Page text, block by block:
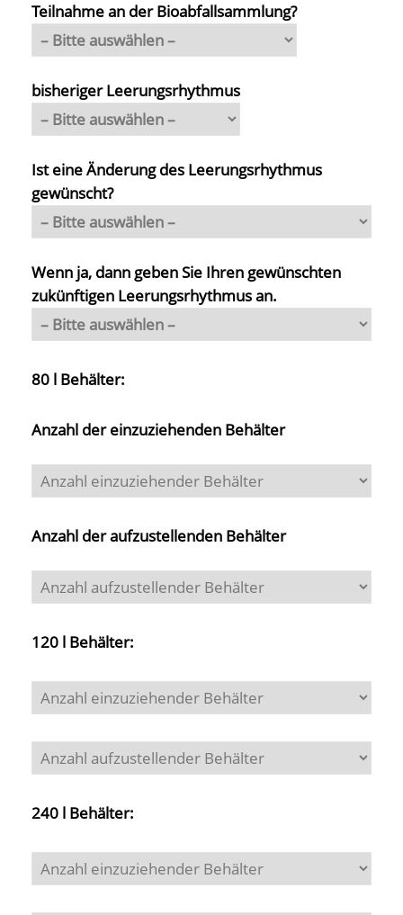
Teilnahme an der Bioabfallsammlung?
bisheriger Leerungsrhythmus
Ist eine Änderung des Leerungsrhythmus
gewünscht?
Wenn ja, dann geben Sie Ihren gewünschten
zukünftigen Leerungsrhythmus an.
80 l Behälter:
Anzahl der einzuziehenden Behälter
Anzahl der aufzustellenden Behälter
120 l Behälter:
240 l Behälter: